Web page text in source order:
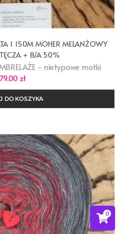
1 150M MOHER MELANŻOWY
+ B/A 50%
- nietypowe motki
79,00zł
DO KOSZYKA
0